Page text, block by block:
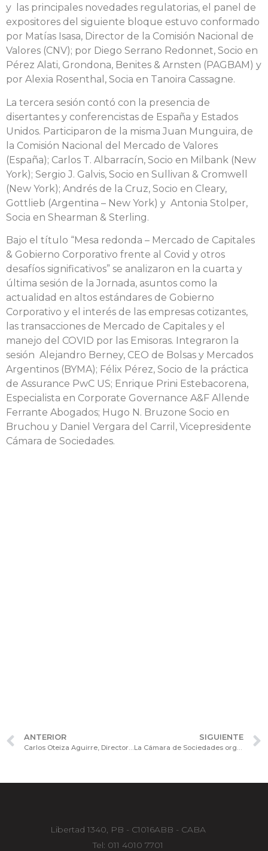
y las principales novedades regulatorias, el panel de
expositores del siguiente bloque estuvo conformado
por Matías Isasa, Director de la Comisión Nacional de
Valores (CNV); por Diego Serrano Redonnet, Socio en
Pérez Alati, Grondona, Benites & Arnsten (PAGBAM) y
por Alexia Rosenthal, Socia en Tanoira Cassagne.
La tercera sesión contó con la presencia de
disertantes y conferencistas de España y Estados
Unidos. Participaron de la misma Juan Munguira, de
la Comisión Nacional del Mercado de Valores
(España); Carlos T. Albarracín, Socio en Milbank (New
York); Sergio J. Galvis, Socio en Sullivan & Cromwell
(New York); Andrés de la Cruz, Socio en Cleary,
Gottlieb (Argentina – New York) y Antonia Stolper,
Socia en Shearman & Sterling.
Bajo el título “Mesa redonda – Mercado de Capitales
& Gobierno Corporativo frente al Covid y otros
desafíos significativos” se analizaron en la cuarta y
última sesión de la Jornada, asuntos como la
actualidad en altos estándares de Gobierno
Corporativo y el interés de las empresas cotizantes,
las transacciones de Mercado de Capitales y el
manejo del COVID por las Emisoras. Integraron la
sesión Alejandro Berney, CEO de Bolsas y Mercados
Argentinos (BYMA); Félix Pérez, Socio de la práctica
de Assurance PwC US; Enrique Prini Estebacorena,
Especialista en Corporate Governance A&F Allende
Ferrante Abogados; Hugo N. Bruzone Socio en
Bruchou y Daniel Vergara del Carril, Vicepresidente
Cámara de Sociedades.
ANTERIOR SIGUIENTE
Libertad 1340, PB - C1016ABB - CABA
Tel: 011 4010 7701